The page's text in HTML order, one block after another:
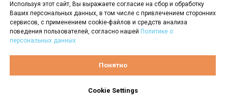
Роман Кулик
подростком, местным жителем, не понимающим
Используя этот сайт, Вы выражаете согласие на сбор и обработку
Ваших персональных данных, в том числе с привлечением сторонних
сервисов, с применением cookie-файлов и средств анализа
поведения пользователей, согласно нашей Политике о
персональных данных
Понятно
Cookie Settings